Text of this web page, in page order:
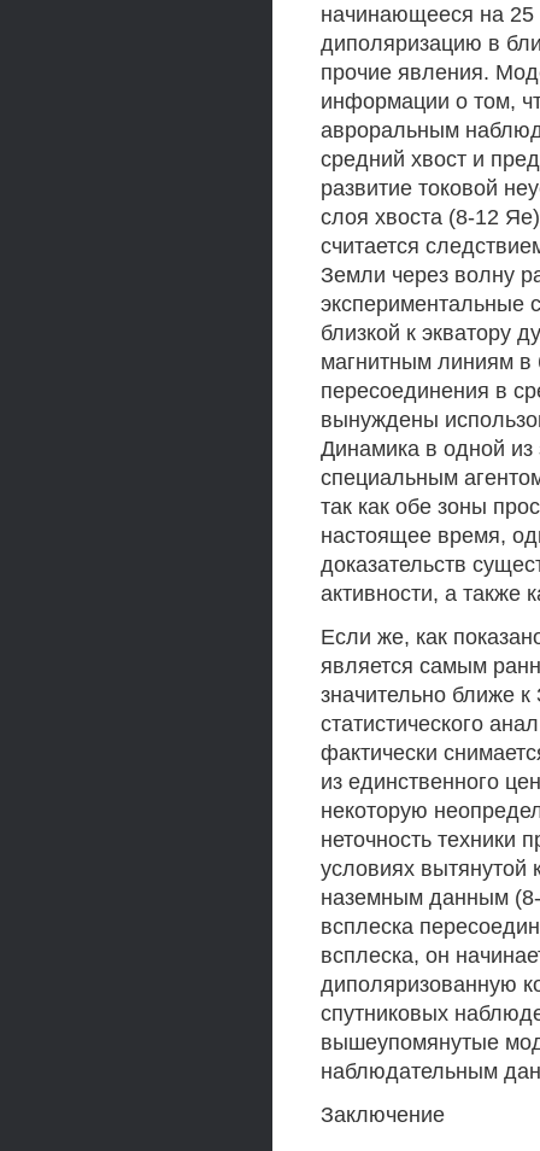
начинающееся на
диполяризацию в
прочие явления.
информации о том,
авроральным
средний хвост и
развитие токовой
слоя хвоста (8-12
считается
Земли через волну
экспериментальные
близкой к экватору
магнитным линиям в
пересоединения в
вынуждены
Динамика в одной из
специальным
так как обе зоны
настоящее время,
доказательств
активности, а также
Если же, как
является самым
значительно ближе
статистического
фактически
из единственного
некоторую
неточность техники
условиях вытянутой
наземным данным
всплеска
всплеска, он
диполяризованную
спутниковых
вышеупомянутые
наблюдательным
Заключение